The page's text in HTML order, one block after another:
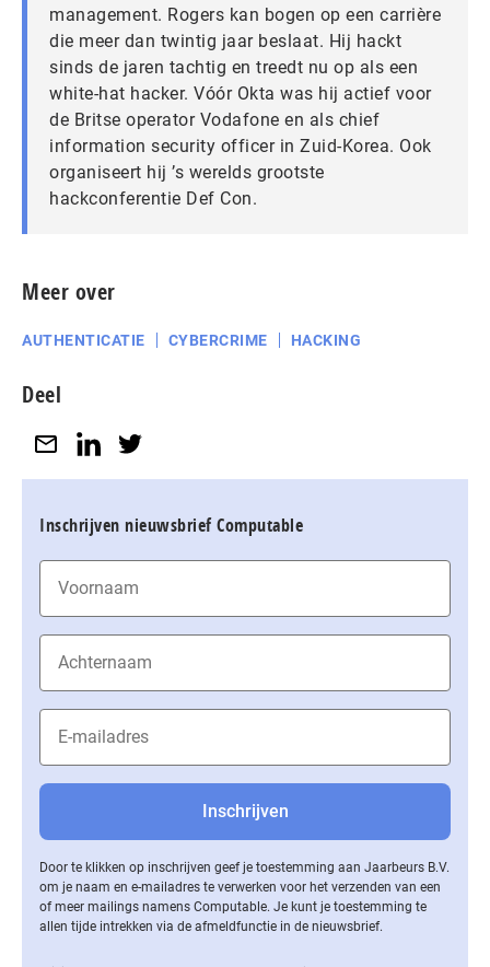
management. Rogers kan bogen op een carrière
die meer dan twintig jaar beslaat. Hij hackt
sinds de jaren tachtig en treedt nu op als een
white-hat hacker. Vóór Okta was hij actief voor
de Britse operator Vodafone en als chief
information security officer in Zuid-Korea. Ook
organiseert hij ’s werelds grootste
hackconferentie Def Con.
Meer over
AUTHENTICATIE CYBERCRIME HACKING
Deel
Inschrijven nieuwsbrief Computable
Door te klikken op inschrijven geef je toestemming aan Jaarbeurs B.V.
om je naam en e-mailadres te verwerken voor het verzenden van een
of meer mailings namens Computable. Je kunt je toestemming te
allen tijde intrekken via de af­meld­func­tie in de nieuwsbrief.